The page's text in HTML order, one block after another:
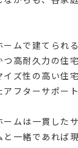
ームで建てられ
つ高耐久力の住宅
イズ性の高い住宅
アフターサポート
ームは一貫した
と一緒であれば